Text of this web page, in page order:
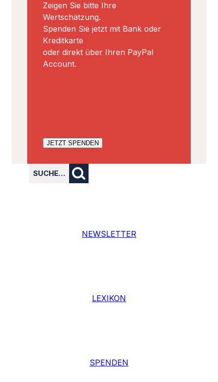
Zeigen Sie bitte Ihre
Wertschätzung.
Spenden Sie jetzt mit Bank oder
Kreditkarte
oder direkt über Ihren PayPal
Account.
JETZT SPENDEN
SUCHE…
NEWSLETTER
LEXIKON
SPENDEN